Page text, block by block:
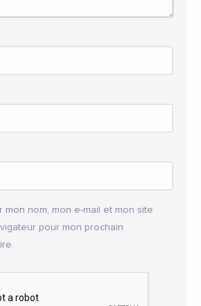
mon nom, mon e-mail et mon site
pour mon prochain